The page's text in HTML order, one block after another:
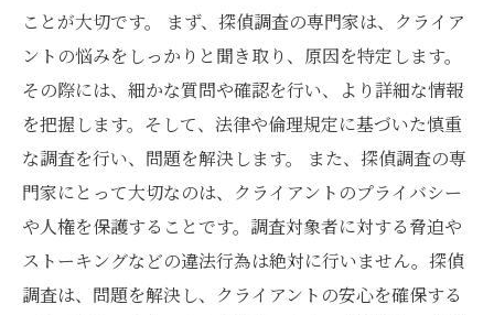
ことが大切です。 まず、探偵調査の専門家は、クライア
ントの悩みをしっかりと聞き取り、原因を特定します。
その際には、細かな質問や確認を行い、より詳細な情報
を把握します。そして、法律や倫理規定に基づいた慎重
な調査を行い、問題を解決します。 また、探偵調査の専
門家にとって大切なのは、クライアントのプライバシー
や人権を保護することです。調査対象者に対する脅迫や
ストーキングなどの違法行為は絶対に行いません。探偵
調査は、問題を解決し、クライアントの安心を確保する